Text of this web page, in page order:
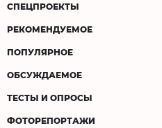
СПЕЦПРОЕКТЫ
РЕКОМЕНДУЕМОЕ
ПОПУЛЯРНОЕ
ОБСУЖДАЕМОЕ
ТЕСТЫ И ОПРОСЫ
ФОТОРЕПОРТАЖИ